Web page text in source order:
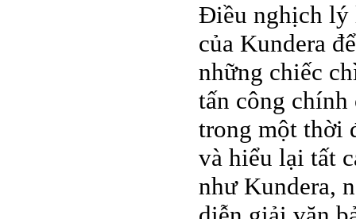
Điều nghịch lý
của Kundera
những chiếc
tấn công chính
trong một thời
và hiểu lại tất
như Kundera,